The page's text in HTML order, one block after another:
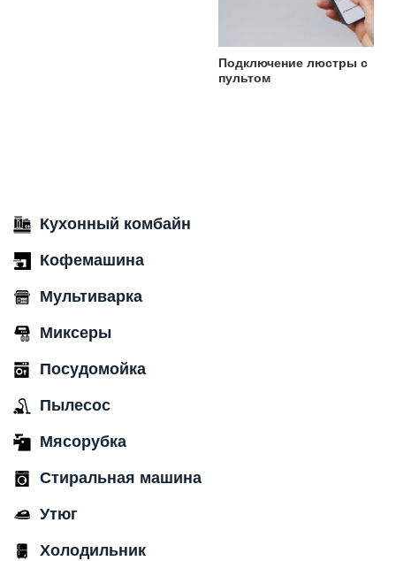
Подключение люстры с
пультом
Кухонный комбайн
Кофемашина
Мультиварка
Миксеры
Посудомойка
Пылесос
Мясорубка
Стиральная машина
Утюг
Холодильник